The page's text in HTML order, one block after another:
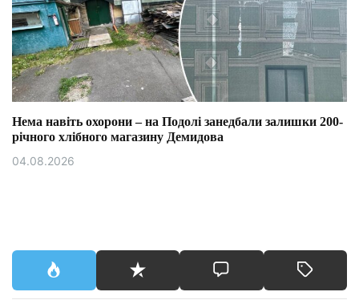
Нема навіть охорони – на Подолі занедбали залишки 200-
річного хлібного магазину Демидова
04.08.2026